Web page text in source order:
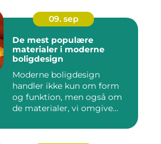
09. sep
De mest populære
materialer i moderne
boligdesign
Moderne boligdesign
handler ikke kun om form
og funktion, men også om
de materialer, vi omgive...